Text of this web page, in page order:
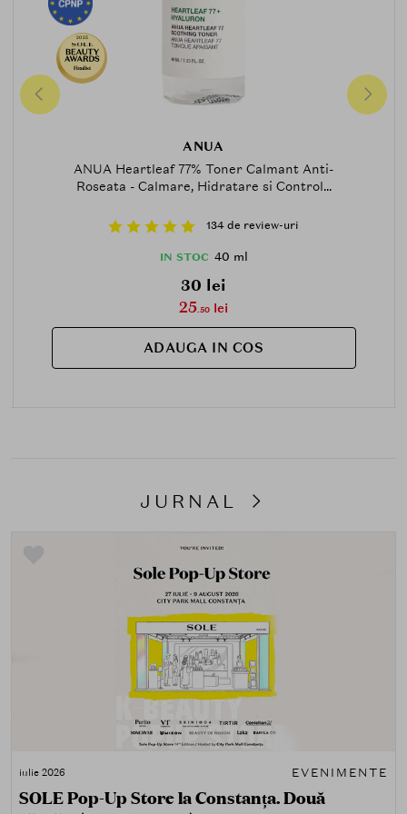
2025
Finalist
ANUA
ANUA Heartleaf 77% Toner Calmant Anti-
Roseata - Calmare, Hidratare si Control...
134 de review-uri
IN STOC 40 ml
30 lei
25.50 lei
ADAUGA IN COS
JURNAL
iulie 2026 EVENIMENTE
SOLE Pop-Up Store la Constanța. Două